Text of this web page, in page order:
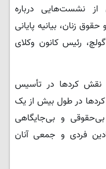
نشست‌هایی درباره
زنان، بیانیه پایانی
رئیس کانون وکلای
نقش کردها در تأسیس
در طول بیش از یک
و بی‌جایگاهی
فردی و جمعی آنان